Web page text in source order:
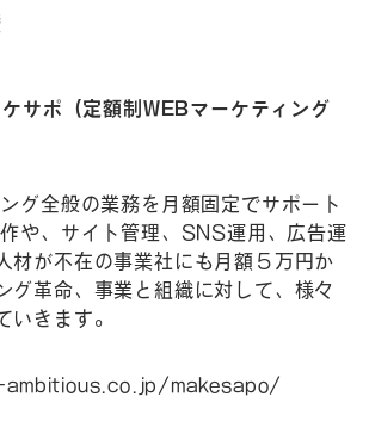
サポ（定額制WEBマーケティング
グ全般の業務を月額固定でサポート
や、サイト管理、SNS運用、広告運
材が不在の事業社にも月額５万円か
グ革命、事業と組織に対して、様々
いきます。
makesapo/